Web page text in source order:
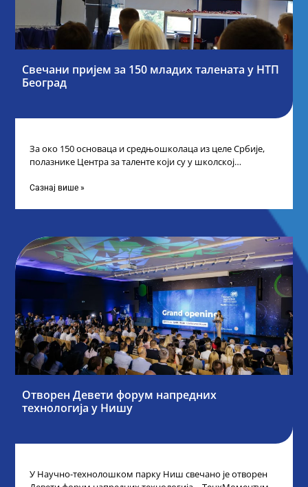
Свечани пријем за 150 младих талената у НТП
Београд
За око 150 основаца и средњошколаца из целе Србије,
полазнике Центра за таленте који су у школској
Сазнај више »
Отворен Девети форум напредних
технологија у Нишу
У Научно-технолошком парку Ниш свечано је отворен